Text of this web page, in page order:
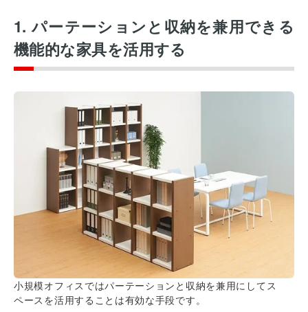
1. パーテーションと収納を兼用できる
機能的な家具を活用する
小規模オフィスではパーテーションと収納を兼用にしてス
ペースを活用することは有効な手段です。